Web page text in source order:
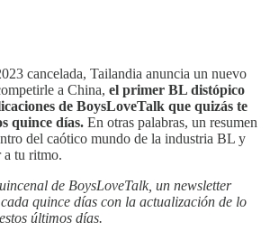
cancelada, Tailandia anuncia un nuevo
a China, el primer BL distópico
de BoysLoveTalk que quizás te
quince días. En otras palabras, un resumen
del caótico mundo de la industria BL y
a tu ritmo.
de BoysLoveTalk, un newsletter
quince días con la actualización de lo
últimos días.